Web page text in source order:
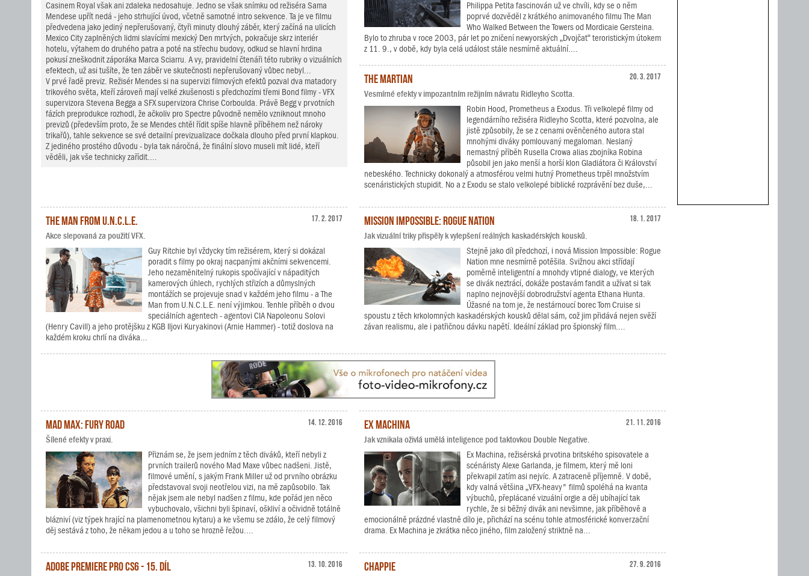
Casinem Royal však ani zdaleka nedosahuje. Jedno se však snímku od režiséra Sama
Mendese upřít nedá - jeho strhující úvod, včetně samotné intro sekvence. Ta je ve filmu
předvedena jako jediný nepřerušovaný, čtyři minuty dlouhý záběr, který začíná na ulicích
Mexico City zaplněných lidmi slavícími mexický Den mrtvých, pokračuje skrz interiér
hotelu, výtahem do druhého patra a poté na střechu budovy, odkud se hlavní hrdina
pokusí zneškodnit záporáka Marca Sciarru. A vy, pravidelní čtenáři této rubriky o vizuálních
efektech, už asi tušíte, že ten záběr ve skutečnosti nepřerušovaný vůbec nebyl...
V prvé řadě previz. Režisér Mendes si na supervizi filmových efektů pozval dva matadory
trikového světa, kteří zároveň mají velké zkušenosti s předchozími třemi Bond filmy - VFX
supervizora Stevena Begga a SFX supervizora Chrise Corboulda. Právě Begg v prvotních
fázích preprodukce rozhodl, že ačkoliv pro Spectre původně nemělo vzniknout mnoho
previzů (především proto, že se Mendes chtěl řídit spíše hlavně příběhem než nároky
trikařů), tahle sekvence se své detailní previzualizace dočkala dlouho před první klapkou.
Z jediného prostého důvodu - byla tak náročná, že finální slovo museli mít lidé, kteří
věděli, jak vše technicky zařídit....
Philippa Petita fascinován už ve chvíli, kdy se o něm
poprvé dozvěděl z krátkého animovaného filmu The Man
Who Walked Between the Towers od Mordicaie Gersteina.
Bylo to zhruba v roce 2003, pár let po zničení newyorských „Dvojčat“ teroristickým útokem
z 11. 9., v době, kdy byla celá událost stále nesmírně aktuální....
20. 3. 2017
The Martian
Vesmírné efekty v impozantním režijním návratu Ridleyho Scotta.
Robin Hood, Prometheus a Exodus. Tři velkolepé filmy od
legendárního režiséra Ridleyho Scotta, které pozvolna, ale
jistě způsobily, že se z cenami ověnčeného autora stal
mnohými diváky pomlouvaný megaloman. Neslaný
nemastný příběh Rusella Crowa alias zbojníka Robina
působil jen jako menší a horší klon Gladiátora či Království
nebeského. Technicky dokonalý a atmosférou velmi hutný Prometheus trpěl množstvím
scenáristických stupidit. No a z Exodu se stalo velkolepé biblické rozprávění bez duše,...
17. 2. 2017
The Man from U.N.C.L.E.
Akce slepovaná za použití VFX.
Guy Ritchie byl vždycky tím režisérem, který si dokázal
poradit s filmy po okraj nacpanými akčními sekvencemi.
Jeho nezaměnitelný rukopis spočívající v nápaditých
kamerových úhlech, rychlých střizích a důmyslných
montážích se projevuje snad v každém jeho filmu - a The
Man from U.N.C.L.E. není výjimkou. Tenhle příběh o dvou
speciálních agentech - agentovi CIA Napoleonu Solovi
(Henry Cavill) a jeho protějšku z KGB Iljovi Kuryakinovi (Arnie Hammer) - totiž doslova na
každém kroku chrlí na diváka...
18. 1. 2017
Mission Impossible: Rogue Nation
Jak vizuální triky přispěly k vylepšení reálných kaskadérských kousků.
Stejně jako díl předchozí, i nová Mission Impossible: Rogue
Nation mne nesmírně potěšila. Svižnou akci střídají
poměrně inteligentní a mnohdy vtipné dialogy, ve kterých
se divák neztrácí, dokáže postavám fandit a užívat si tak
naplno nejnovější dobrodružství agenta Ethana Hunta.
Úžasné na tom je, že nestárnoucí borec Tom Cruise si
spoustu z těch krkolomných kaskadérských kousků dělal sám, což jim přidává nejen svěží
závan realismu, ale i patřičnou dávku napětí. Ideální základ pro špionský film....
14. 12. 2016
Mad Max: Fury Road
Šílené efekty v praxi.
Přiznám se, že jsem jedním z těch diváků, kteří nebyli z
prvních trailerů nového Mad Maxe vůbec nadšeni. Jistě,
filmové umění, s jakým Frank Miller už od prvního obrázku
představoval svoji neotřelou vizi, na mě zapůsobilo. Tak
nějak jsem ale nebyl nadšen z filmu, kde pořád jen něco
vybuchovalo, všichni byli špinaví, oškliví a očividně totálně
blázniví (viz týpek hrající na plamenometnou kytaru) a ke všemu se zdálo, že celý filmový
děj sestává z toho, že někam jedou a u toho se hrozně řežou....
21. 11. 2016
Ex Machina
Jak vznikala oživlá umělá inteligence pod taktovkou Double Negative.
Ex Machina, režisérská prvotina britského spisovatele a
scénáristy Alexe Garlanda, je filmem, který mě loni
překvapil zatím asi nejvíc. A zatraceně příjemně. V době,
kdy valná většina „VFX-heavy" filmů spoléhá na kvanta
výbuchů, přeplácané vizuální orgie a děj ubíhající tak
rychle, že si běžný divák ani nevšimne, jak příběhově a
emocionálně prázdné vlastně dílo je, přichází na scénu tohle atmosférické konverzační
drama. Ex Machina je zkrátka něco jiného, film založený striktně na...
13. 10. 2016
Adobe Premiere Pro CS6 - 15. díl 27. 9. 2016
Chappie